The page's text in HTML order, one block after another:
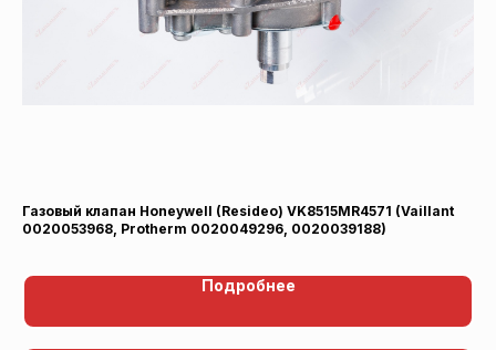
Газовый клапан Honeywell (Resideo) VK8515MR4571 (Vaillant
0020053968, Protherm 0020049296, 0020039188)
Подробнее